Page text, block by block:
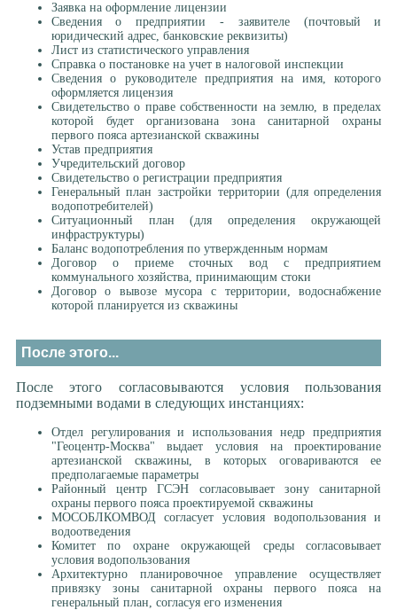
Заявка на оформление лицензии
Сведения о предприятии - заявителе (почтовый и
юридический адрес, банковские реквизиты)
Лист из статистического управления
Справка о постановке на учет в налоговой инспекции
Сведения о руководителе предприятия на имя, которого
оформляется лицензия
Свидетельство о праве собственности на землю, в пределах
которой будет организована зона санитарной охраны
первого пояса артезианской скважины
Устав предприятия
Учредительский договор
Свидетельство о регистрации предприятия
Генеральный план застройки территории (для определения
водопотребителей)
Ситуационный план (для определения окружающей
инфраструктуры)
Баланс водопотребления по утвержденным нормам
Договор о приеме сточных вод с предприятием
коммунального хозяйства, принимающим стоки
Договор о вывозе мусора с территории, водоснабжение
которой планируется из скважины
После этого...
После этого согласовываются условия пользования
подземными водами в следующих инстанциях:
Отдел регулирования и использования недр предприятия
"Геоцентр-Москва" выдает условия на проектирование
артезианской скважины, в которых оговариваются ее
предполагаемые параметры
Районный центр ГСЭН согласовывает зону санитарной
охраны первого пояса проектируемой скважины
МОСОБЛКОМВОД согласует условия водопользования и
водоотведения
Комитет по охране окружающей среды согласовывает
условия водопользования
Архитектурно планировочное управление осуществляет
привязку зоны санитарной охраны первого пояса на
генеральный план, согласуя его изменения